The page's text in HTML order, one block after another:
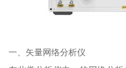
一、矢量网络分析仪